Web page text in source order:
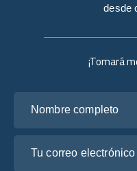
¡Tomará
desde